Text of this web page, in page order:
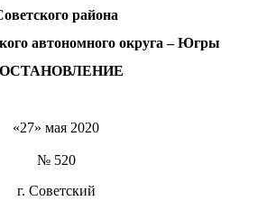
района
автономного округа – Югры
«27» мая 2020
№ 520
г. Советский